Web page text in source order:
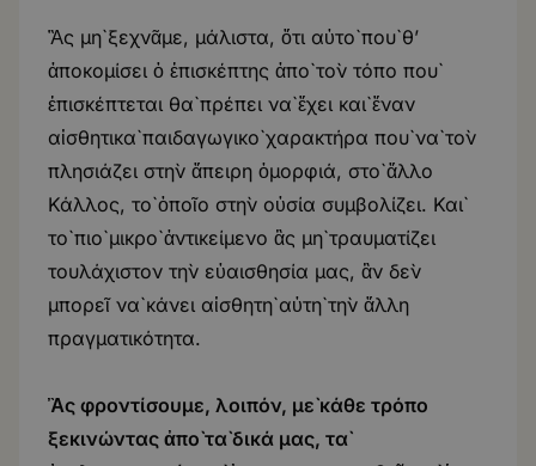
Ἂς μὴ ξεχνᾶμε, μάλιστα, ὅτι αὐτὸ ποὺ θ’
ἀποκομίσει ὁ ἐπισκέπτης ἀπὸ τὸν τόπο ποὺ
ἐπισκέπτεται θὰ πρέπει νὰ ἔχει καὶ ἕναν
αἰσθητικὰ παιδαγωγικὸ χαρακτήρα ποὺ νὰ τὸν
πλησιάζει στὴν ἄπειρη ὀμορφιά, στὸ ἄλλο
Κάλλος, τὸ ὁποῖο στὴν οὐσία συμβολίζει. Καὶ
τὸ πιὸ μικρὸ ἀντικείμενο ἂς μὴ τραυματίζει
τουλάχιστον τὴν εὐαισθησία μας, ἂν δὲν
μπορεῖ νὰ κάνει αἰσθητὴ αὐτὴ τὴν ἄλλη
πραγματικότητα.
Ἂς φροντίσουμε, λοιπόν, μὲ κάθε τρόπο
ξεκινώντας ἀπὸ τὰ δικά μας, τὰ